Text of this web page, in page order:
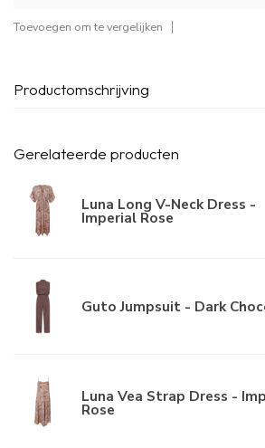
Toevoegen om te vergelijken
Productomschrijving
Gerelateerde producten
Luna Long V-Neck Dress -
Imperial Rose
Guto Jumpsuit - Dark
Luna Vea Strap Dress -
Rose